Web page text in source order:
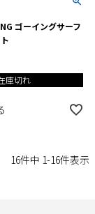
ゴーイングサーフ
庫切れ
16件中 1-16件表示